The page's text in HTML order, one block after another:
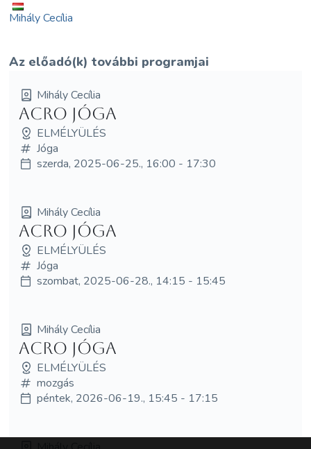
Mihály Cecília
Az előadó(k) további programjai
Mihály Cecília
Acro jóga
ELMÉLYÜLÉS
Jóga
szerda, 2025-06-25., 16:00 - 17:30
Mihály Cecília
Acro jóga
ELMÉLYÜLÉS
Jóga
szombat, 2025-06-28., 14:15 - 15:45
Mihály Cecília
Acro Jóga
ELMÉLYÜLÉS
mozgás
péntek, 2026-06-19., 15:45 - 17:15